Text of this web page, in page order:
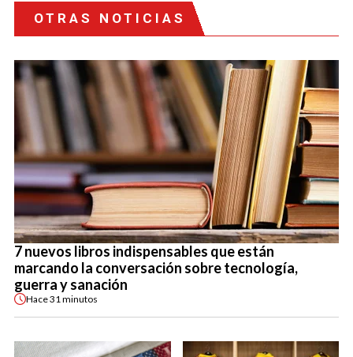
OTRAS NOTICIAS
7 nuevos libros indispensables que están
marcando la conversación sobre tecnología,
guerra y sanación
Hace31 minutos